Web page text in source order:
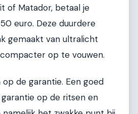
of Matador, betaal je
euro. Deze duurdere
gemaakt van ultralicht
op te vouwen.
de garantie. Een goed
op de ritsen en